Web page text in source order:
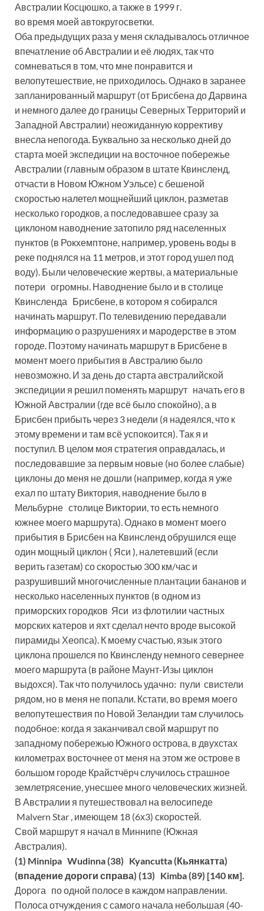
Австралии Косцюшко, а также в 1999 г.
во время моей автокругосветки.
Оба предыдущих раза у меня складывалось отличное
впечатление об Австралии и её людях, так что
сомневаться в том, что мне понравится и
велопутешествие, не приходилось. Однако в заранее
запланированный маршрут (от Брисбена до Дарвина
и немного далее до границы Северных Территорий и
Западной Австралии) неожиданную коррективу
внесла непогода. Буквально за несколько дней до
старта моей экспедиции на восточное побережье
Австралии (главным образом в штате Квинсленд,
отчасти в Новом Южном Уэльсе) с бешеной
скоростью налетел мощнейший циклон, разметав
несколько городков, а последовавшее сразу за
циклоном наводнение затопило ряд населенных
пунктов (в Рокхемптоне, например, уровень воды в
реке поднялся на 11 метров, и этот город ушел под
воду). Были человеческие жертвы, а материальные
потери огромны. Наводнение было и в столице
Квинсленда Брисбене, в котором я собирался
начинать маршрут. По телевидению передавали
информацию о разрушениях и мародерстве в этом
городе. Поэтому начинать маршрут в Брисбене в
момент моего прибытия в Австралию было
невозможно. И за день до старта австралийской
экспедиции я решил поменять маршрут начать его в
Южной Австралии (где всё было спокойно), а в
Брисбен прибыть через 3 недели (я надеялся, что к
этому времени и там всё успокоится). Так я и
поступил. В целом моя стратегия оправдалась, и
последовавшие за первым новые (но более слабые)
циклоны до меня не дошли (например, когда я уже
ехал по штату Виктория, наводнение было в
Мельбурне столице Виктории, то есть немного
южнее моего маршрута). Однако в момент моего
прибытия в Брисбен на Квинсленд обрушился еще
один мощный циклон ( Яси ), налетевший (если
верить газетам) со скоростью 300 км/час и
разрушивший многочисленные плантации бананов и
несколько населенных пунктов (в одном из
приморских городков Яси из флотилии частных
морских катеров и яхт сделал нечто вроде высокой
пирамиды Хеопса). К моему счастью, язык этого
циклона прошелся по Квинсленду немного севернее
моего маршрута (в районе Маунт-Изы циклон
выдохся). Так что получилось удачно: пули свистели
рядом, но в меня не попали. Кстати, во время моего
велопутешествия по Новой Зеландии там случилось
подобное: когда я заканчивал свой маршрут по
западному побережью Южного острова, в двухстах
километрах восточнее от меня на этом же острове в
большом городе Крайстчёрч случилось страшное
землетрясение, унесшее много человеческих жизней.
В Австралии я путешествовал на велосипеде
Malvern Star , имеющем 18 (6х3) скоростей.
Свой маршрут я начал в Миннипе (Южная
Австралия).
(1) Minnipa Wudinna (38) Kyancutta (Кьянкатта)
(впадение дороги справа) (13) Kimba (89) [140 км].
Дорога по одной полосе в каждом направлении.
Полоса отчуждения с самого начала небольшая (40-